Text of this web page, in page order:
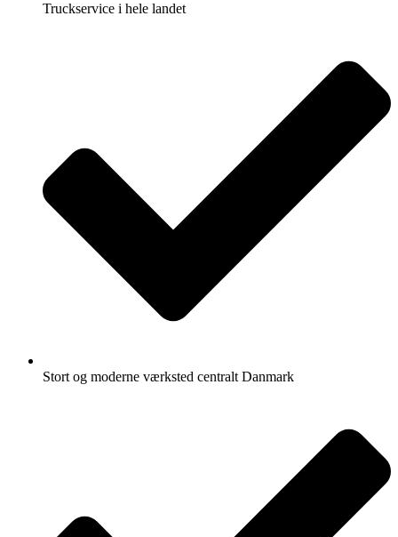
Truckservice i hele landet
Stort og moderne værksted centralt Danmark